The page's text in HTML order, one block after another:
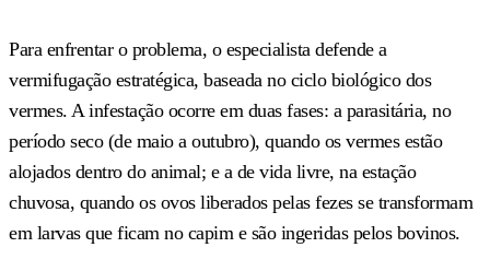
Para enfrentar o problema, o especialista defende a
vermifugação estratégica, baseada no ciclo biológico dos
vermes. A infestação ocorre em duas fases: a parasitária, no
período seco (de maio a outubro), quando os vermes estão
alojados dentro do animal; e a de vida livre, na estação
chuvosa, quando os ovos liberados pelas fezes se transformam
em larvas que ficam no capim e são ingeridas pelos bovinos.